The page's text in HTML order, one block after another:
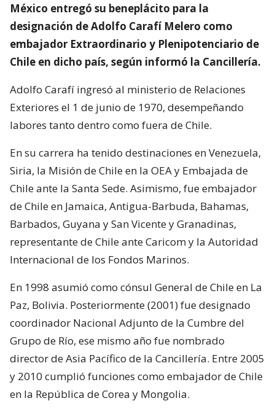
México entregó su beneplácito para la
designación de Adolfo Carafí Melero como
embajador Extraordinario y Plenipotenciario de
Chile en dicho país, según informó la Cancillería.
Adolfo Carafí ingresó al ministerio de Relaciones
Exteriores el 1 de junio de 1970, desempeñando
labores tanto dentro como fuera de Chile.
En su carrera ha tenido destinaciones en Venezuela,
Siria, la Misión de Chile en la OEA y Embajada de
Chile ante la Santa Sede. Asimismo, fue embajador
de Chile en Jamaica, Antigua-Barbuda, Bahamas,
Barbados, Guyana y San Vicente y Granadinas,
representante de Chile ante Caricom y la Autoridad
Internacional de los Fondos Marinos.
En 1998 asumió como cónsul General de Chile en La
Paz, Bolivia. Posteriormente (2001) fue designado
coordinador Nacional Adjunto de la Cumbre del
Grupo de Río, ese mismo año fue nombrado
director de Asia Pacífico de la Cancillería. Entre 2005
y 2010 cumplió funciones como embajador de Chile
en la República de Corea y Mongolia.